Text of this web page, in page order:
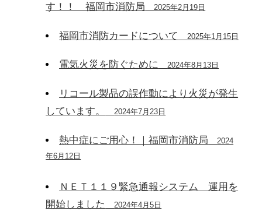
す！！ 福岡市消防局
2025年2月19日
福岡市消防カードについて 2025年1月15日
電気火災を防ぐために 2024年8月13日
リコール製品の誤作動により火災が発生
しています。
2024年7月23日
熱中症にご用心！｜福岡市消防局 2024
年6月12日
ＮＥＴ１１９緊急通報システム 運用を
開始しました
2024年4月5日